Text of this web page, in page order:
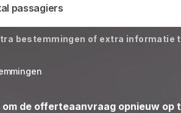
bestemmingen of extra informatie
de offerteaanvraag opnieuw op